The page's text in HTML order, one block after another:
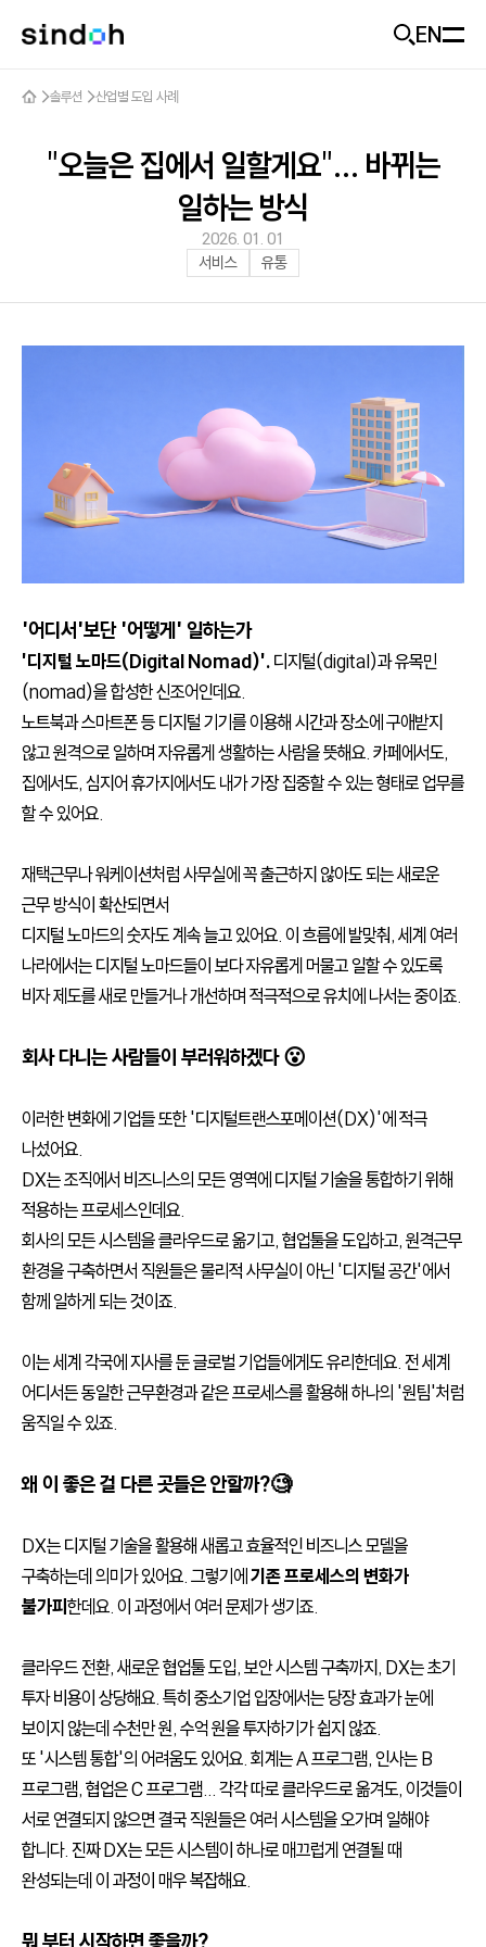
EN
회사소개
사업개요
기업소식
Careers
신도랑
두잉
정부 조달 품목
문의하기
서비스 신청
사업 제안
지금, 신도리코의 복합기가 필요하다면 문의하세요
다운로드 렌탈 및 구매
D470 추천 신도랑
솔루션 산업별 도입 사례
"오늘은 집에서 일할게요"... 바뀌는
일하는 방식
2026. 01. 01
서비스 유통
'어디서'보단 '어떻게' 일하는가
'디지털 노마드(Digital Nomad)'.디지털(digital)과 유목민
(nomad)을 합성한 신조어인데요.
노트북과 스마트폰 등 디지털 기기를 이용해 시간과 장소에 구애받지
않고 원격으로 일하며 자유롭게 생활하는 사람을 뜻해요. 카페에서도,
집에서도, 심지어 휴가지에서도 내가 가장 집중할 수 있는 형태로 업무를
할 수 있어요.
재택근무나 워케이션처럼 사무실에 꼭 출근하지 않아도 되는 새로운
근무 방식이 확산되면서
디지털 노마드의 숫자도 계속 늘고 있어요. 이 흐름에 발맞춰, 세계 여러
나라에서는 디지털 노마드들이 보다 자유롭게 머물고 일할 수 있도록
비자 제도를 새로 만들거나 개선하며 적극적으로 유치에 나서는 중이죠.
회사 다니는 사람들이 부러워하겠다 😮
이러한 변화에 기업들 또한 '디지털트랜스포메이션(DX)'에 적극
나섰어요.
DX는 조직에서 비즈니스의 모든 영역에 디지털 기술을 통합하기 위해
적용하는 프로세스인데요.
회사의 모든 시스템을 클라우드로 옮기고, 협업툴을 도입하고, 원격근무
환경을 구축하면서 직원들은 물리적 사무실이 아닌 '디지털 공간'에서
함께 일하게 되는 것이죠.
이는 세계 각국에 지사를 둔 글로벌 기업들에게도 유리한데요. 전 세계
어디서든 동일한 근무환경과 같은 프로세스를 활용해 하나의 '원팀'처럼
움직일 수 있죠.
왜 이 좋은 걸 다른 곳들은 안할까?🧐
DX는 디지털 기술을 활용해 새롭고 효율적인 비즈니스 모델을
구축하는데 의미가 있어요. 그렇기에기존 프로세스의 변화가
불가피한데요. 이 과정에서 여러 문제가 생기죠.
클라우드 전환, 새로운 협업툴 도입, 보안 시스템 구축까지, DX는 초기
투자 비용이 상당해요. 특히 중소기업 입장에서는 당장 효과가 눈에
보이지 않는데 수천만 원, 수억 원을 투자하기가 쉽지 않죠.
또 '시스템 통합'의 어려움도 있어요. 회계는 A 프로그램, 인사는 B
프로그램, 협업은 C 프로그램... 각각 따로 클라우드로 옮겨도, 이것들이
서로 연결되지 않으면 결국 직원들은 여러 시스템을 오가며 일해야
합니다. 진짜 DX는 모든 시스템이 하나로 매끄럽게 연결될 때
완성되는데 이 과정이 매우 복잡해요.
뭐 부터 시작하면 좋을까?